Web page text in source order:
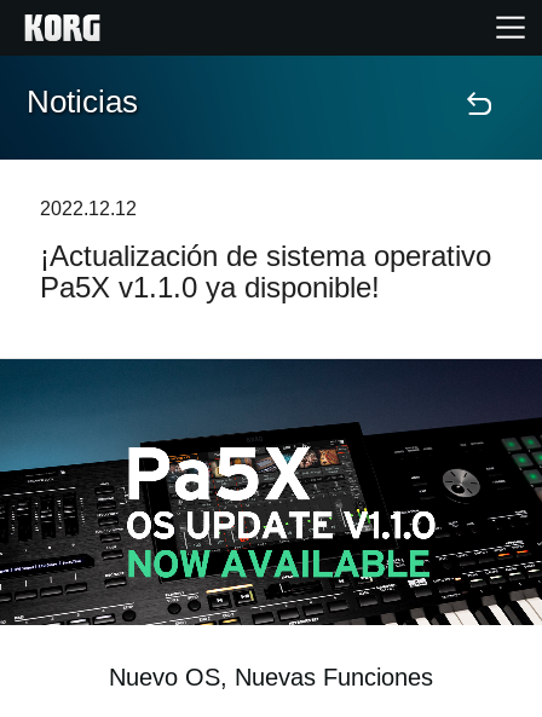
Inicio
Características
Localizador de Tiendas
Noticias
Ubicación
Noticias
2022.12.12
¡Actualización de sistema operativo
Pa5X v1.1.0 ya disponible!
Nuevo OS, Nuevas Funciones